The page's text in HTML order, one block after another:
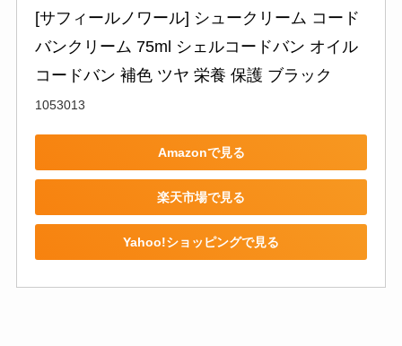
[サフィールノワール] シュークリーム コード
バンクリーム 75ml シェルコードバン オイル
コードバン 補色 ツヤ 栄養 保護 ブラック
1053013
Amazonで見る
楽天市場で見る
Yahoo!ショッピングで見る